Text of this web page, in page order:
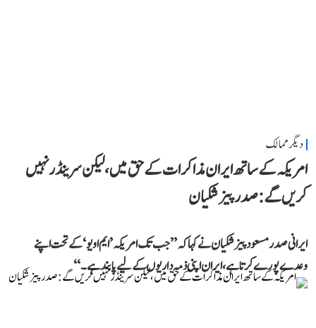
دیگر ممالک
امریکہ کے ساتھ ایران مذاکرات کے حق میں، لیکن سرینڈر نہیں
کریں گے: صدر پیزشکیان
ایرانی صدر مسعود پیزشکیان نے کہا کہ ’’جب تک امریکہ ’ایم او یو‘ کے تحت اپنے
وعدے پورے کرتا ہے، ایران اپنی ذمہ داریوں کے لیے پابند ہے۔‘‘